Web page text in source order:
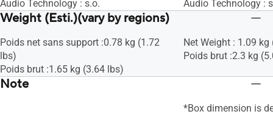
Audio Technology : s.o.
Audio Technology :
Weight (Esti.)(vary by regions)
Poids net sans support :0.78 kg (1.72
lbs)
Poids brut :1.65 kg (3.64 lbs)
Net Weight : 1.09
Poids brut :2.3 kg
Note
*Box dimension is